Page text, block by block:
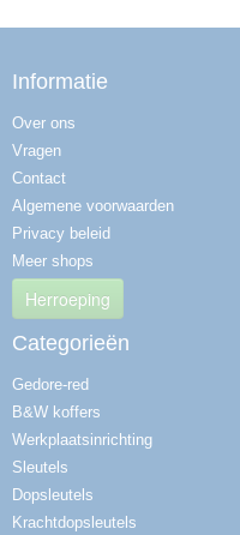
Informatie
Over ons
Vragen
Contact
Algemene voorwaarden
Privacy beleid
Meer shops
Herroeping
Categorieën
Gedore-red
B&W koffers
Werkplaatsinrichting
Sleutels
Dopsleutels
Krachtdopsleutels